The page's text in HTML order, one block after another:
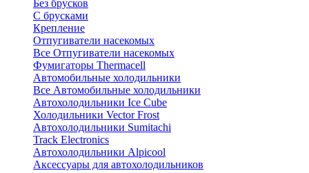
Без брусков
С брусками
Крепление
Отпугиватели насекомых
Все Отпугиватели насекомых
Фумигаторы Thermacell
Автомобильные холодильники
Все Автомобильные холодильники
Автохолодильники Ice Cube
Холодильники Vector Frost
Автохолодильники Sumitachi
Track Electronics
Автохолодильники Alpicool
Аксессуары для автохолодильников